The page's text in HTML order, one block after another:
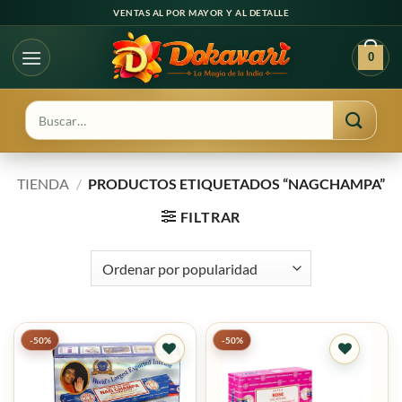
contenido
VENTAS AL POR MAYOR Y AL DETALLE
0
Buscar
por:
TIENDA / PRODUCTOS ETIQUETADOS “NAGCHAMPA”
FILTRAR
-50%
Agregar
a
favoritos
-50%
Agregar